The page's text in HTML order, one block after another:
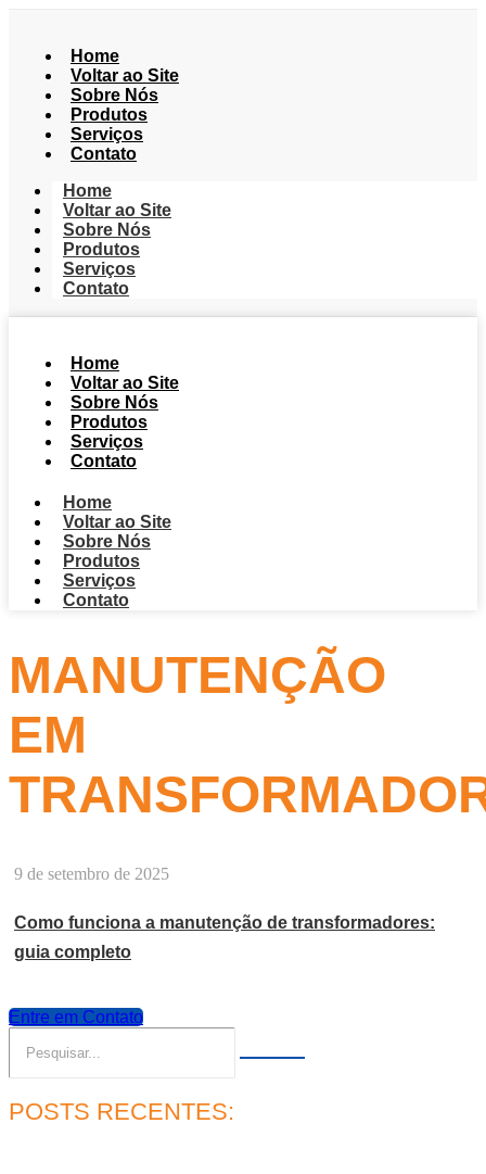
Home
Voltar ao Site
Sobre Nós
Produtos
Serviços
Contato
Home
Voltar ao Site
Sobre Nós
Produtos
Serviços
Contato
Home
Voltar ao Site
Sobre Nós
Produtos
Serviços
Contato
Home
Voltar ao Site
Sobre Nós
Produtos
Serviços
Contato
MANUTENÇÃO
EM
9 de setembro de 2025
Como funciona a manutenção de transformadores:
guia completo
Entre em Contato
POSTS RECENTES: